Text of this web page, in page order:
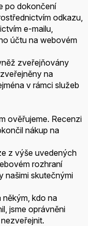
po dokončení
odkazu,
e-mailu,
účtu na webovém
zveřejňovány
na
v rámci služeb
ověřujeme. Recenzi
nákup na
z výše uvedených
rozhraní
našimi skutečnými
kdo na
jsme oprávněni